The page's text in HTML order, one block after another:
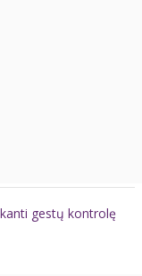
gestų kontrolę